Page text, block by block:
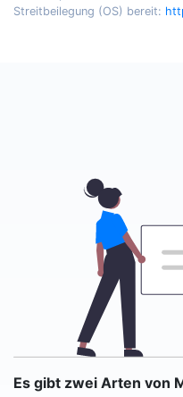
Streitbeilegung (OS) bereit:
Es gibt zwei Arten von